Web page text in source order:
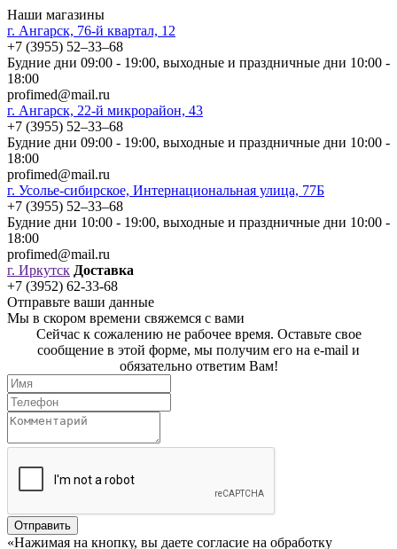
Наши магазины
г. Ангарск, 76-й квартал, 12
+7 (3955) 52‒33‒68
Будние дни 09:00 - 19:00, выходные и праздничные дни 10:00 -
18:00
profimed@mail.ru
г. Ангарск, 22-й микрорайон, 43
+7 (3955) 52‒33‒68
Будние дни 09:00 - 19:00, выходные и праздничные дни 10:00 -
18:00
profimed@mail.ru
г. Усолье-сибирское, Интернациональная улица, 77Б
+7 (3955) 52‒33‒68
Будние дни 10:00 - 19:00, выходные и праздничные дни 10:00 -
18:00
profimed@mail.ru
г. Иркутск Доставка
+7 (3952) 62-33-68
Отправьте ваши данные
Мы в скором времени свяжемся с вами
Сейчас к сожалению не рабочее время. Оставьте свое
сообщение в этой форме, мы получим его на e-mail и
обязательно ответим Вам!
Отправить
«Нажимая на кнопку, вы даете согласие на обработку